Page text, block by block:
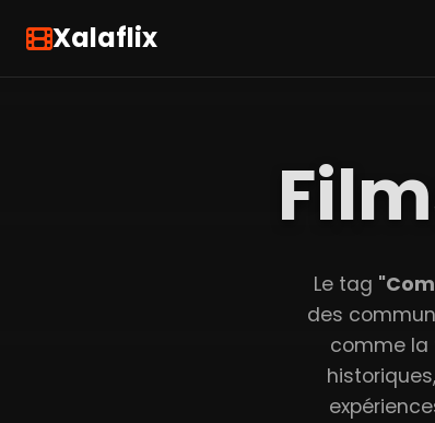
Xalaflix
Le tag
des
comme la